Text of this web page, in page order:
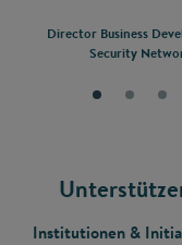
Director Business
Security
Institutionen &